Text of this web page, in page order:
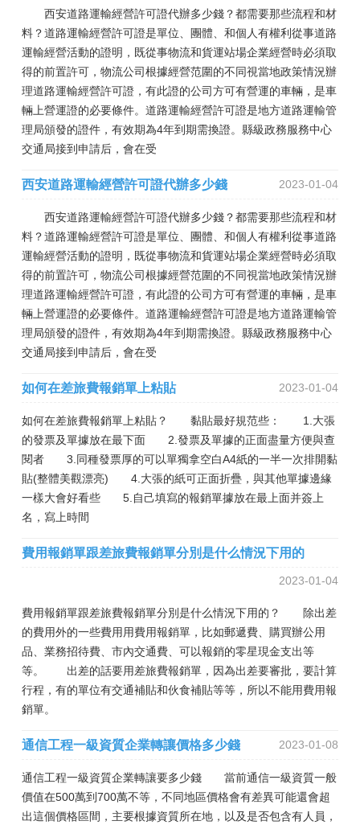
西安道路運輸經營許可證代辦多少錢？都需要那些流程和材
料？道路運輸經營許可證是單位、團體、和個人有權利從事道路
運輸經營活動的證明，既從事物流和貨運站場企業經營時必須取
得的前置許可，物流公司根據經營范圍的不同視當地政策情況辦
理道路運輸經營許可證，有此證的公司方可有營運的車輛，是車
輛上營運證的必要條件。道路運輸經營許可證是地方道路運輸管
理局頒發的證件，有效期為4年到期需換證。縣級政務服務中心
交通局接到申請后，會在受
西安道路運輸經營許可證代辦多少錢 2023-01-04
西安道路運輸經營許可證代辦多少錢？都需要那些流程和材
料？道路運輸經營許可證是單位、團體、和個人有權利從事道路
運輸經營活動的證明，既從事物流和貨運站場企業經營時必須取
得的前置許可，物流公司根據經營范圍的不同視當地政策情況辦
理道路運輸經營許可證，有此證的公司方可有營運的車輛，是車
輛上營運證的必要條件。道路運輸經營許可證是地方道路運輸管
理局頒發的證件，有效期為4年到期需換證。縣級政務服務中心
交通局接到申請后，會在受
如何在差旅費報銷單上粘貼 2023-01-04
如何在差旅費報銷單上粘貼？ 黏貼最好規范些： 1.大張
的發票及單據放在最下面 2.發票及單據的正面盡量方便與查
閱者 3.同種發票厚的可以單獨拿空白A4紙的一半一次排開黏
貼(整體美觀漂亮) 4.大張的紙可正面折疊，與其他單據邊緣
一樣大會好看些 5.自己填寫的報銷單據放在最上面并簽上
名，寫上時間
費用報銷單跟差旅費報銷單分別是什么情況下用的
2023-01-04
費用報銷單跟差旅費報銷單分別是什么情況下用的？ 除出差
的費用外的一些費用用費用報銷單，比如郵遞費、購買辦公用
品、業務招待費、市內交通費、可以報銷的零星現金支出等
等。 出差的話要用差旅費報銷單，因為出差要審批，要計算
行程，有的單位有交通補貼和伙食補貼等等，所以不能用費用報
銷單。
通信工程一級資質企業轉讓價格多少錢 2023-01-08
通信工程一級資質企業轉讓要多少錢 當前通信一級資質一般
價值在500萬到700萬不等，不同地區價格會有差異可能還會超
出這個價格區間，主要根據資質所在地，以及是否包含有人員，